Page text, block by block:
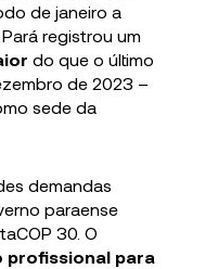
de janeiro a
registrou um
do que o último
de 2023 –
sede da
demandas
paraense
30. O
profissional para